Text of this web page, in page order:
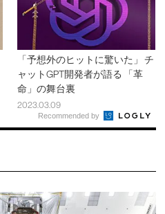
「予想外のヒットに驚いた」 チ
ャットGPT開発者が語る 「革
命」の舞台裏
2023.03.09
Recommended by